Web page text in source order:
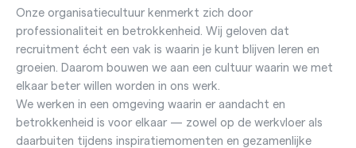
Onze organisatiecultuur kenmerkt zich door
professionaliteit en betrokkenheid. Wij geloven dat
recruitment écht een vak is waarin je kunt blijven leren en
groeien. Daarom bouwen we aan een cultuur waarin we met
elkaar beter willen worden in ons werk.
We werken in een omgeving waarin er aandacht en
betrokkenheid is voor elkaar — zowel op de werkvloer als
daarbuiten tijdens inspiratiemomenten en gezamenlijke